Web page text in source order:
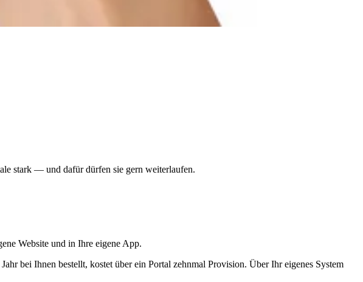
stark — und dafür dürfen sie gern weiterlaufen.
Website und in Ihre eigene App.
bei Ihnen bestellt, kostet über ein Portal zehnmal Provision. Über Ihr eigenes System